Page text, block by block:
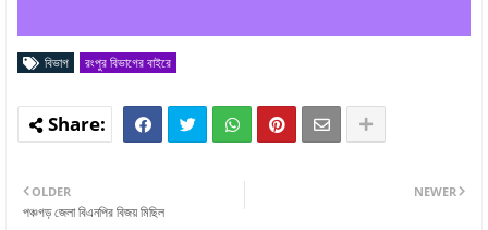
বিভাগ রংপুর বিভাগের বাইরে
NEWER
OLDER
পঞ্চগড় জেলা বিএনপির বিজয় মিছিল